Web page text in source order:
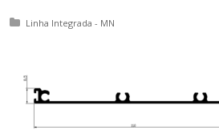
Posted in:
Linha Integrada - MN